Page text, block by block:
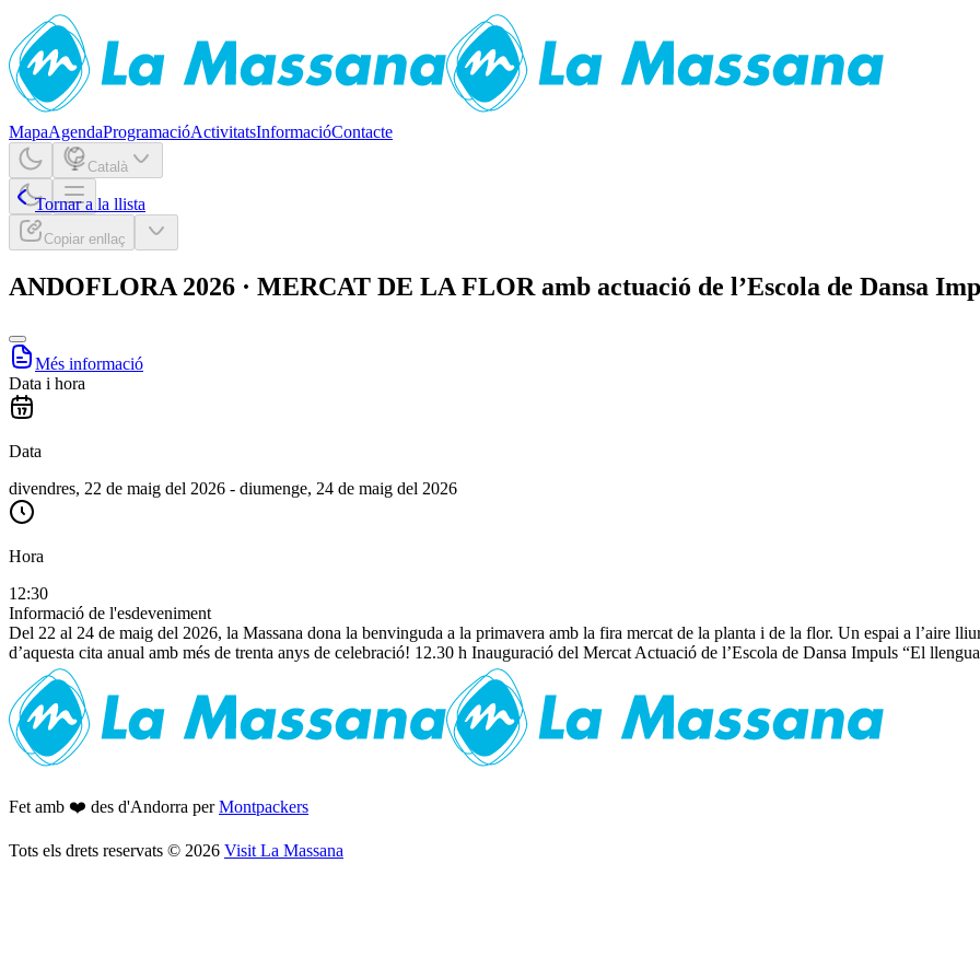
MapaAgendaProgramacióActivitatsInformacióContacte
Català
Tornar a la llista
Copiar enllaç
ANDOFLORA 2026 · MERCAT DE LA FLOR amb actuació de l’Escola de Dansa
Més informació
Data i hora
Data
divendres, 22 de maig del 2026 - diumenge, 24 de maig del 2026
Hora
12:30
Informació de l'esdeveniment
Del 22 al 24 de maig del 2026, la Massana dona la benvinguda a la primavera amb la fira mercat de la planta i de la flor. Un espai a l’aire
d’aquesta cita anual amb més de trenta anys de celebració! 12.30 h Inauguració del Mercat Actuació de l’Escola de Dansa Impuls “El
Fet amb ❤️ des d'Andorra per Montpackers
Tots els drets reservats © 2026 Visit La Massana